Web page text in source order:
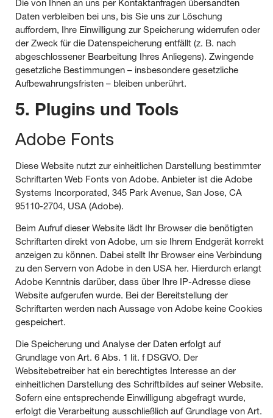
Die von Ihnen an uns per Kontaktanfragen übersandten
Daten verbleiben bei uns, bis Sie uns zur Löschung
auffordern, Ihre Einwilligung zur Speicherung widerrufen oder
der Zweck für die Datenspeicherung entfällt (z. B. nach
abgeschlossener Bearbeitung Ihres Anliegens). Zwingende
gesetzliche Bestimmungen – insbesondere gesetzliche
Aufbewahrungsfristen – bleiben unberührt.
5. Plugins und Tools
Adobe Fonts
Diese Website nutzt zur einheitlichen Darstellung bestimmter
Schriftarten Web Fonts von Adobe. Anbieter ist die Adobe
Systems Incorporated, 345 Park Avenue, San Jose, CA
95110-2704, USA (Adobe).
Beim Aufruf dieser Website lädt Ihr Browser die benötigten
Schriftarten direkt von Adobe, um sie Ihrem Endgerät korrekt
anzeigen zu können. Dabei stellt Ihr Browser eine Verbindung
zu den Servern von Adobe in den USA her. Hierdurch erlangt
Adobe Kenntnis darüber, dass über Ihre IP-Adresse diese
Website aufgerufen wurde. Bei der Bereitstellung der
Schriftarten werden nach Aussage von Adobe keine Cookies
gespeichert.
Die Speicherung und Analyse der Daten erfolgt auf
Grundlage von Art. 6 Abs. 1 lit. f DSGVO. Der
Websitebetreiber hat ein berechtigtes Interesse an der
einheitlichen Darstellung des Schriftbildes auf seiner Website.
Sofern eine entsprechende Einwilligung abgefragt wurde,
erfolgt die Verarbeitung ausschließlich auf Grundlage von Art.